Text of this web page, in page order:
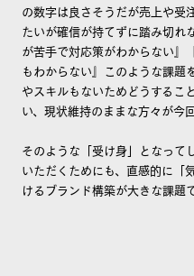
の数字は良さそうだが売上や受
たいが確信が持てずに踏み切れ
が苦手で対応策がわからない』
もわからない』このような課題
やスキルもないためどうするこ
い、現状維持のままな方々が今
そのような「受け身」となって
いただくためにも、直感的に「
けるブランド構築が大きな課題